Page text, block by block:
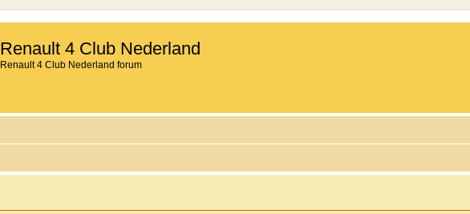
Renault 4 Club Nederland
Renault 4 Club Nederland forum